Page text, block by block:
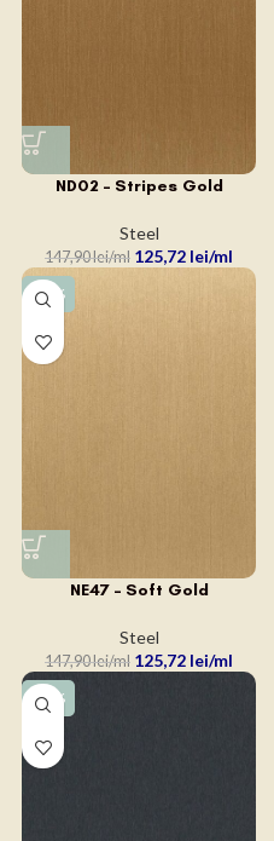
ND02 – Stripes Gold
Steel
147,90lei 125,72 lei
-15%
NE47 – Soft Gold
Steel
147,90lei 125,72 lei
-15%